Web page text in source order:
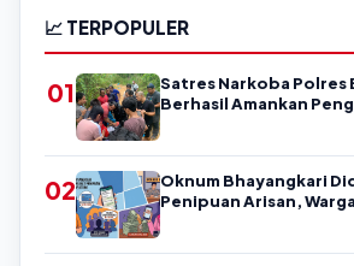
📈 TERPOPULER
01
Satres Narkoba Polres
Berhasil Amankan
02
Oknum Bhayangkari
Penipuan Arisan,